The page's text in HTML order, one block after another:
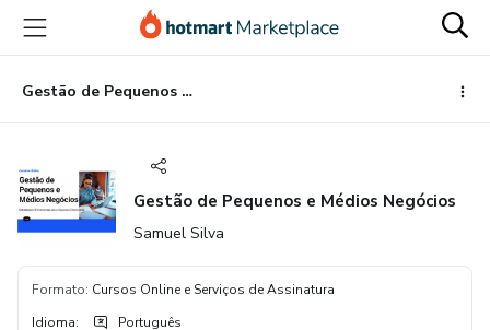
para
conteúdo
principal
para
pagamento
para
rodapé
Gestão de Pequenos e Médios Negócios
Gestão de Pequenos e Médios Negócios
Samuel Silva
Formato: Cursos Online e Serviços de Assinatura
Idioma: Português